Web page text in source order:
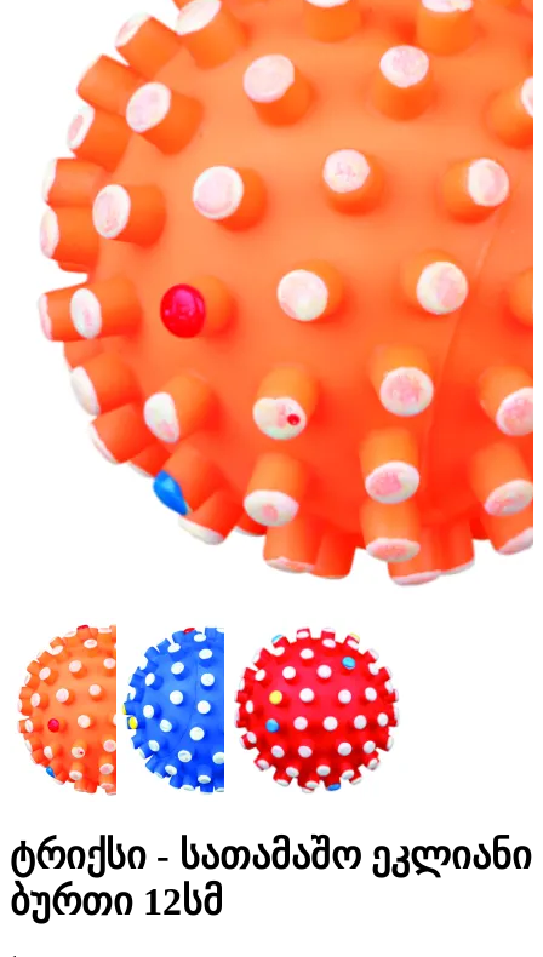
ტრიქსი - სათამაშო ეკლიანი
ბურთი 12სმ